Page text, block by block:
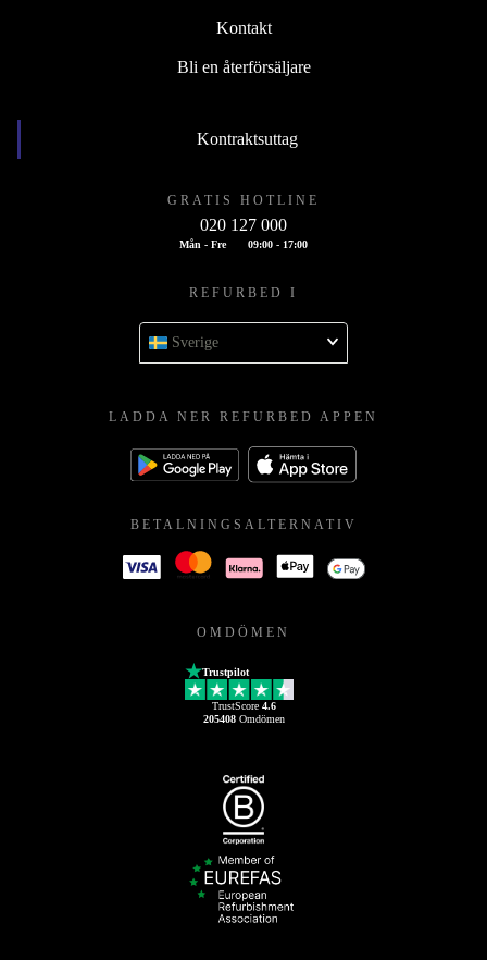
Kontakt
Bli en återförsäljare
Kontraktsuttag
GRATIS HOTLINE
020 127 000
Mån - Fre 09:00 - 17:00
REFURBED I
Sverige
LADDA NER REFURBED APPEN
BETALNINGSALTERNATIV
OMDÖMEN
Trustpilot
TrustScore 4.6
205408Omdömen